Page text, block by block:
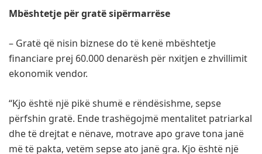
Mbështetje për gratë sipërmarrëse
– Gratë që nisin biznese do të kenë mbështetje
financiare prej 60.000 denarësh për nxitjen e zhvillimit
ekonomik vendor.
“Kjo është një pikë shumë e rëndësishme, sepse
përfshin gratë. Ende trashëgojmë mentalitet patriarkal
dhe të drejtat e nënave, motrave apo grave tona janë
më të pakta, vetëm sepse ato janë gra. Kjo është një